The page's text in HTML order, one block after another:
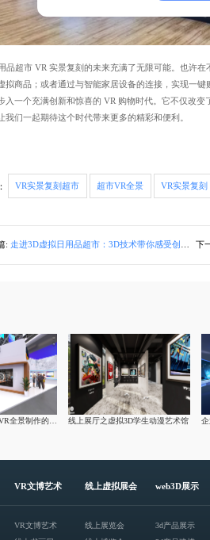
品超市 VR 实景复刻的未来充满了无限可能。也许
拟商品；或者通过与智能家居设备的连接，实现一
入一个充满创新和惊喜的 VR 购物时代。它不仅改
我们一起期待这个时代带来更多的精彩和便利。
VR实景复刻超市 超市VR全景 VR实景复刻
: 走进3D虚拟日用品超市：3D技术带你感受创新购物体验 下
线上展厅之虚拟3D学生动漫艺术馆
VR文博艺术
VR文博艺术
线上虚拟展会
线上展览会
web3D展示
3d产品展示